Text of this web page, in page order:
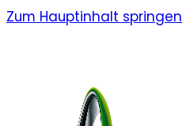
Zum Hauptinhalt springen